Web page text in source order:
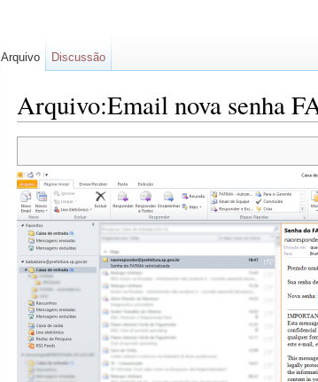
Arquivo:Email nova senha
Arquivo Discussão